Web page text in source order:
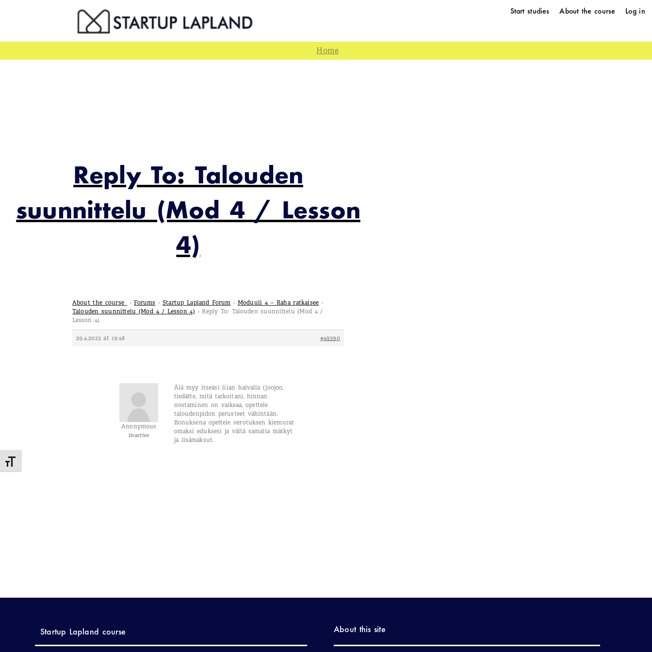
Toggle Font size
Start studies About the course Log in
Reply To: Talouden
suunnittelu (Mod 4 / Lesson
4)
About the course › Forums › Startup Lapland Forum › Moduuli 4 – Raha ratkaisee ›
Talouden suunnittelu (Mod 4 / Lesson 4) › Reply To: Talouden suunnittelu (Mod 4 /
Lesson 4)
29.4.2023 at 19:48 #49390
Anonymous
Inactive
Älä myy itseäsi liian halvalla (joojoo,
tiedätte, mitä tarkoitan), hinnan
nostaminen on vaikeaa, opettele
taloudenpidon perusteet vähintään.
Bonuksena opettele verotuksen kiemurat
omaksi eduksesi ja vältä samalla mätkyt
ja lisämaksut.
Startup Lapland course About this site